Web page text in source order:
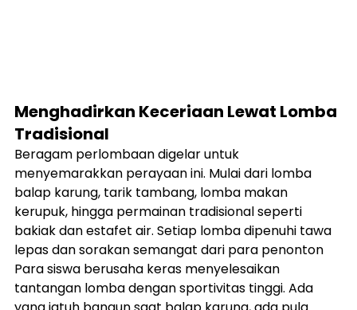
Menghadirkan Keceriaan Lewat Lomba
Tradisional
Beragam perlombaan digelar untuk
menyemarakkan perayaan ini. Mulai dari lomba
balap karung, tarik tambang, lomba makan
kerupuk, hingga permainan tradisional seperti
bakiak dan estafet air. Setiap lomba dipenuhi tawa
lepas dan sorakan semangat dari para penonton
Para siswa berusaha keras menyelesaikan
tantangan lomba dengan sportivitas tinggi. Ada